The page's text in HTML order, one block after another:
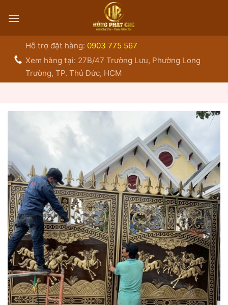
qua
Hỗ trợ đặt hàng: 0903 775 567
Xem hàng tại: 27B/47 Trường Lưu, Phường Long
Trường, TP. Thủ Đức, HCM